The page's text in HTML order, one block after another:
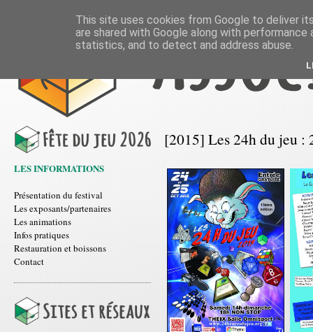
LES INFORMATIONS
Présentation du festival
Les exposants/partenaires
Les animations
Infos pratiques
Restauration et boissons
Contact
[2015] Les 24h du jeu
This site uses cookies from Google to deliver
are shared with Google along with
statistics, and to detect and address abuse.